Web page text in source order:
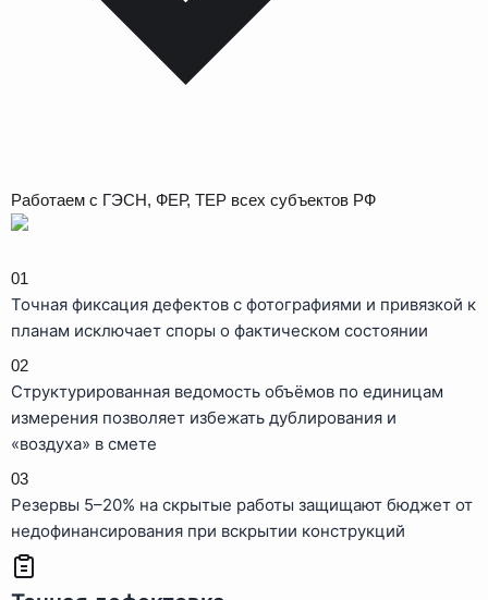
Работаем с ГЭСН, ФЕР, ТЕР всех субъектов РФ
01
Точная фиксация дефектов с фотографиями и привязкой к
планам исключает споры о фактическом состоянии
02
Структурированная ведомость объёмов по единицам
измерения позволяет избежать дублирования и
«воздуха» в смете
03
Резервы 5–20% на скрытые работы защищают бюджет от
недофинансирования при вскрытии конструкций